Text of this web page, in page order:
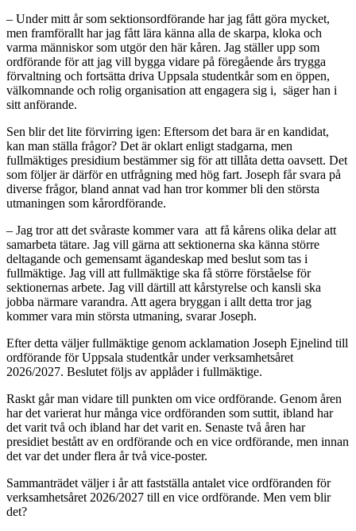
– Under mitt år som sektionsordförande har jag fått göra mycket,
men framförallt har jag fått lära känna alla de skarpa, kloka och
varma människor som utgör den här kåren. Jag ställer upp som
ordförande för att jag vill bygga vidare på föregående års trygga
förvaltning och fortsätta driva Uppsala studentkår som en öppen,
välkomnande och rolig organisation att engagera sig i, säger han i
sitt anförande.
Sen blir det lite förvirring igen: Eftersom det bara är en kandidat,
kan man ställa frågor? Det är oklart enligt stadgarna, men
fullmäktiges presidium bestämmer sig för att tillåta detta oavsett. Det
som följer är därför en utfrågning med hög fart. Joseph får svara på
diverse frågor, bland annat vad han tror kommer bli den största
utmaningen som kårordförande.
– Jag tror att det svåraste kommer vara att få kårens olika delar att
samarbeta tätare. Jag vill gärna att sektionerna ska känna större
deltagande och gemensamt ägandeskap med beslut som tas i
fullmäktige. Jag vill att fullmäktige ska få större förståelse för
sektionernas arbete. Jag vill därtill att kårstyrelse och kansli ska
jobba närmare varandra. Att agera bryggan i allt detta tror jag
kommer vara min största utmaning, svarar Joseph.
Efter detta väljer fullmäktige genom acklamation Joseph Ejnelind till
ordförande för Uppsala studentkår under verksamhetsåret
2026/2027. Beslutet följs av applåder i fullmäktige.
Raskt går man vidare till punkten om vice ordförande. Genom åren
har det varierat hur många vice ordföranden som suttit, ibland har
det varit två och ibland har det varit en. Senaste två åren har
presidiet bestått av en ordförande och en vice ordförande, men innan
det var det under flera år två vice-poster.
Sammanträdet väljer i år att fastställa antalet vice ordföranden för
verksamhetsåret 2026/2027 till en vice ordförande. Men vem blir
det?